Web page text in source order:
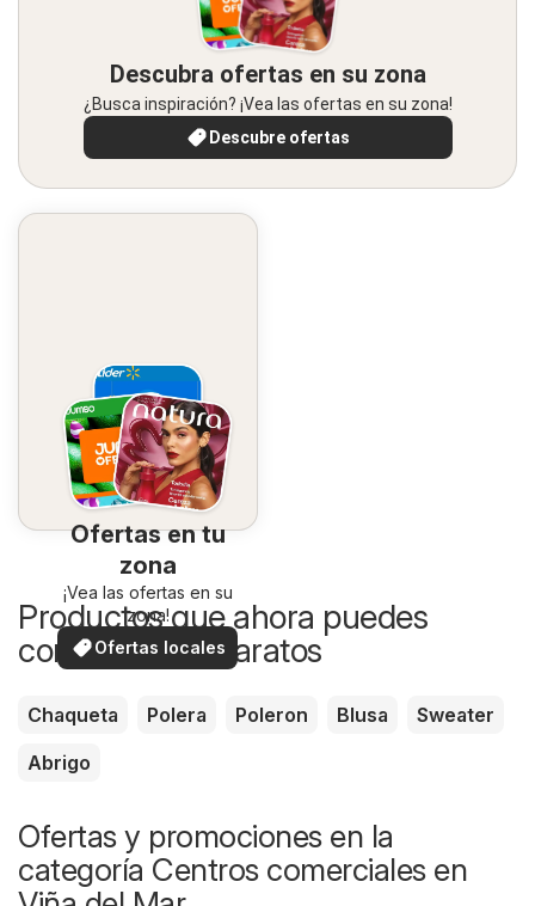
Descubra ofertas en su zona
¿Busca inspiración? ¡Vea las ofertas en su zona!
Descubre ofertas
Ofertas en tu
zona
¡Vea las ofertas en su
zona!
Ofertas locales
Productos que ahora puedes
comprar más baratos
Chaqueta Polera Poleron Blusa
Sweater
Abrigo
Ofertas y promociones en la
categoría Centros comerciales en